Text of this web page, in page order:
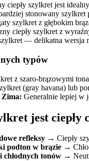
ciepły szylkret jest
stonowany
szylkret z głębokim
ciepły szylkret z
— delikatna wersja
typów
z szaro-brązowymi
(gray havana) lub
Zima: Generalnie lepiej w
jest ciepły
refleksy → Ciepły
podton w brązie →
chłodnych tonów →